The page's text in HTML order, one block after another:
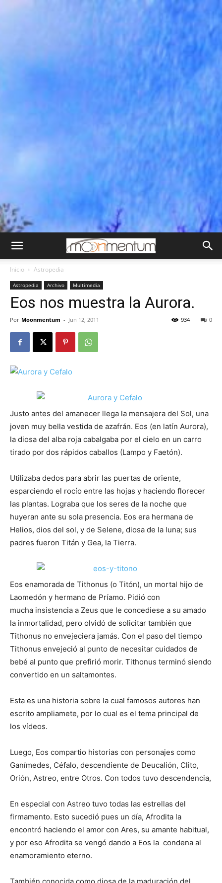
Inicio Astropedia
Astropedia Archivo Multimedia
Eos nos muestra la Aurora.
Por Moonmentum - Jun 12, 2011 0
934
Justo antes del amanecer llega la mensajera del Sol, una
joven muy bella vestida de azafrán. Eos (en latín Aurora),
la diosa del alba roja cabalgaba por el cielo en un carro
tirado por dos rápidos caballos (Lampo y Faetón).
Utilizaba dedos para abrir las puertas de oriente,
esparciendo el rocío entre las hojas y haciendo florecer
las plantas. Lograba que los seres de la noche que
huyeran ante su sola presencia. Eos era hermana de
Helios, dios del sol, y de Selene, diosa de la luna; sus
padres fueron Titán y Gea, la Tierra.
Eos enamorada de Tithonus (o Titón), un mortal hijo de
Laomedón y hermano de Príamo. Pidió con
mucha insistencia a Zeus que le concediese a su amado
la inmortalidad, pero olvidó de solicitar también que
Tithonus no envejeciera jamás. Con el paso del tiempo
Tithonus envejeció al punto de necesitar cuidados de
bebé al punto que prefirió morir. Tithonus terminó siendo
convertido en un saltamontes.
Esta es una historia sobre la cual famosos autores han
escrito ampliamete, por lo cual es el tema principal de
los vídeos.
Luego, Eos compartio historias con personajes como
Ganímedes, Céfalo, descendiente de Deucalión, Clito,
Orión, Astreo, entre Otros. Con todos tuvo descendencia,
En especial con Astreo tuvo todas las estrellas del
firmamento. Esto sucedió pues un día, Afrodita la
encontró haciendo el amor con Ares, su amante habitual,
y por eso Afrodita se vengó dando a Eos la condena al
enamoramiento eterno.